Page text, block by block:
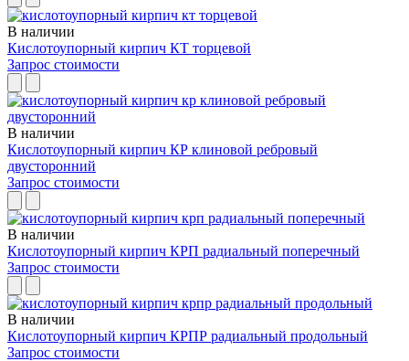
В наличии
Кислотоупорный кирпич КТ торцевой
Запрос стоимости
В наличии
Кислотоупорный кирпич КР клиновой ребровый
двусторонний
Запрос стоимости
В наличии
Кислотоупорный кирпич КРП радиальный поперечный
Запрос стоимости
В наличии
Кислотоупорный кирпич КРПР радиальный продольный
Запрос стоимости